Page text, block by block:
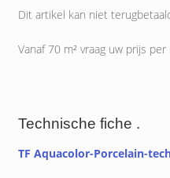
Dit artikel kan niet
Vanaf 70 m² vraag uw prijs per
Technische fiche .
TF Aquacolor-Porcelain-